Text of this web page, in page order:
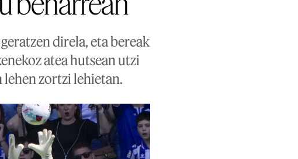
direla, eta bereak
atea hutsean utzi
lehen zortzi lehietan.